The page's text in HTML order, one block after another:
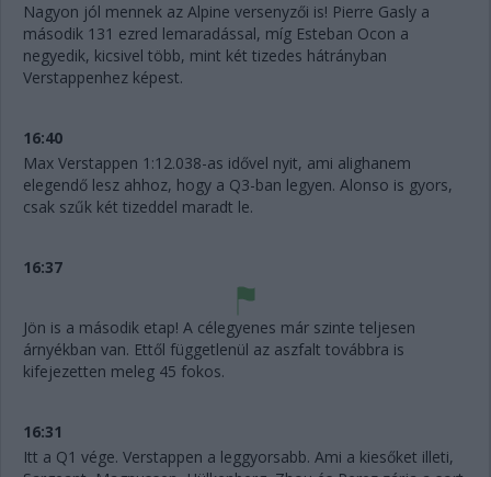
Nagyon jól mennek az Alpine versenyzői is! Pierre Gasly a
második 131 ezred lemaradással, míg Esteban Ocon a
negyedik, kicsivel több, mint két tizedes hátrányban
Verstappenhez képest.
16:40
Max Verstappen 1:12.038-as idővel nyit, ami alighanem
elegendő lesz ahhoz, hogy a Q3-ban legyen. Alonso is gyors,
csak szűk két tizeddel maradt le.
16:37
Jön is a második etap! A célegyenes már szinte teljesen
árnyékban van. Ettől függetlenül az aszfalt továbbra is
kifejezetten meleg 45 fokos.
16:31
Itt a Q1 vége. Verstappen a leggyorsabb. Ami a kiesőket illeti,